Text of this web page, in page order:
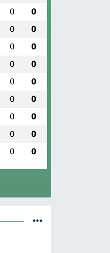
0 0
0 0
0 0
0 0
0 0
0 0
0 0
0 0
0 0